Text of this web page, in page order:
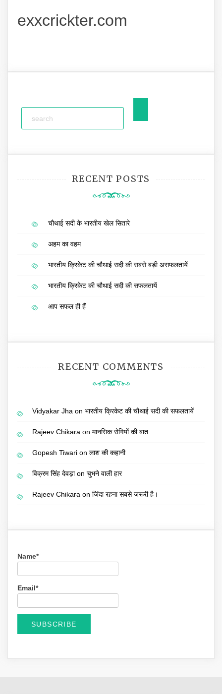
exxcrickter.com
RECENT POSTS
चौथाई सदी के भारतीय खेल सितारे
अहम का वहम
भारतीय क्रिकेट की चौथाई सदी की सबसे बड़ी असफलतायें
भारतीय क्रिकेट की चौथाई सदी की सफलतायें
आप सफल ही हैं
RECENT COMMENTS
Vidyakar Jha on भारतीय क्रिकेट की चौथाई सदी की सफलतायें
Rajeev Chikara on मानसिक रोगियों की बात
Gopesh Tiwari on लाश की कहानी
विक्रम सिंह देवड़ाon चुभने वाली हार
Rajeev Chikara on जिंदा रहना सबसे जरूरी है।
Name*
Email*